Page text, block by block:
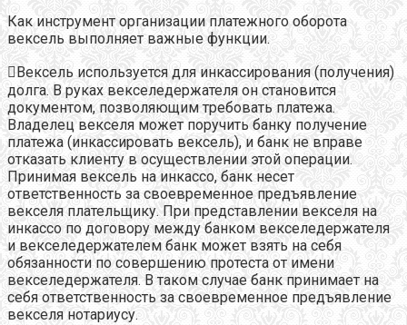
Как инструмент организации платежного оборота
вексель выполняет важные функции.
Вексель используется для инкассирования (получения)
долга. В руках векселедержателя он становится
документом, позволяющим требовать платежа.
Владелец векселя может поручить банку получение
платежа (инкассировать вексель), и банк не вправе
отказать клиенту в осуществлении этой операции.
Принимая вексель на инкассо, банк несет
ответственность за своевременное предъявление
векселя плательщику. При представлении векселя на
инкассо по договору между банком векселедержателя
и векселедержателем банк может взять на себя
обязанности по совершению протеста от имени
векселедержателя. В таком случае банк принимает на
себя ответственность за своевременное предъявление
векселя нотариусу.